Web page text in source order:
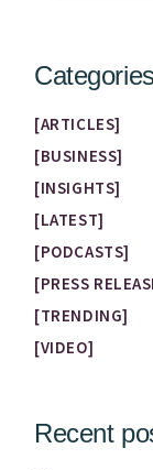
ARTICLES
BUSINESS
INSIGHTS
LATEST
PODCASTS
PRESS
TRENDING
VIDEO
Recent